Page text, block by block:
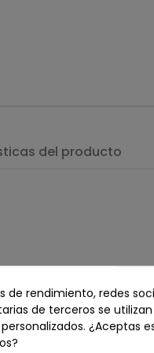
del producto
versátil con sofisticadas
II e incorpora un
de rendimiento, redes
de terceros se
¿Aceptas